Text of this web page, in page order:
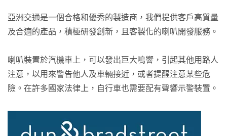
亞洲交通是一個合格和優秀的製造商，我們提供客戶高質量
及合適的產品，積極研發創新，且客製化的喇叭開發服務。
喇叭裝置於汽機車上，可以發出巨大鳴響，引起其他用路人
注意，以用來警告他人及車輛接近，或者提醒注意某些危
險。在許多國家法律上，自行車也需要配有聲響示警裝置。